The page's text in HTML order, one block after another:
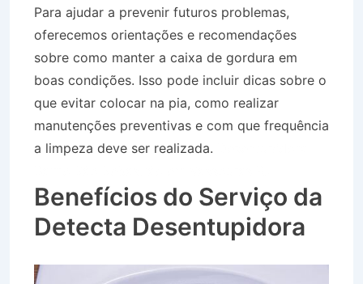
Para ajudar a prevenir futuros problemas,
oferecemos orientações e recomendações
sobre como manter a caixa de gordura em
boas condições. Isso pode incluir dicas sobre o
que evitar colocar na pia, como realizar
manutenções preventivas e com que frequência
a limpeza deve ser realizada.
Benefícios do Serviço da
Detecta Desentupidora